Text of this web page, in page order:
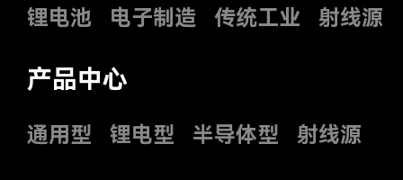
锂电池 电子制造 传统工业 射线源
产品中心
通用型 锂电型 半导体型 射线源